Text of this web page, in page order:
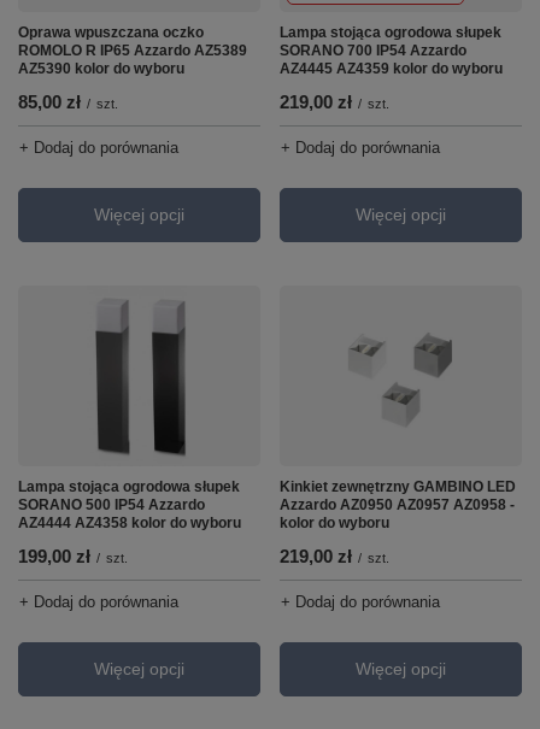
Oprawa wpuszczana oczko
ROMOLO R IP65 Azzardo AZ5389
AZ5390 kolor do wyboru
85,00 zł / szt.
+ Dodaj do porównania
Więcej opcji
Lampa stojąca ogrodowa słupek
SORANO 700 IP54 Azzardo
AZ4445 AZ4359 kolor do wyboru
219,00 zł / szt.
+ Dodaj do porównania
Więcej opcji
Lampa stojąca ogrodowa słupek
SORANO 500 IP54 Azzardo
AZ4444 AZ4358 kolor do wyboru
199,00 zł / szt.
+ Dodaj do porównania
Więcej opcji
Kinkiet zewnętrzny GAMBINO LED
Azzardo AZ0950 AZ0957 AZ0958 -
kolor do wyboru
219,00 zł / szt.
+ Dodaj do porównania
Więcej opcji